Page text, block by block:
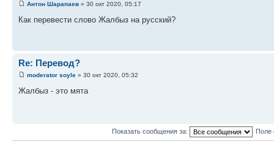
Антон Шарапаев » 30 окт 2020, 05:17
Как перевести слово Жалбыз на русский?
Re: Перевод?
moderator soyle » 30 окт 2020, 05:32
Жалбыз - это мята
Показать сообщения за: Поле